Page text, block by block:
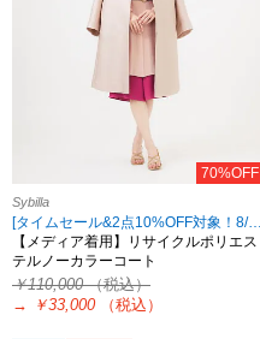
70%OFF
Sybilla
[タイムセール&2点10%OFF対象！8/17 8:59まで アウトレット限定]
【メディア着用】リサイクルポリエス
テルノーカラーコート
￥110,000（税込）
→
￥33,000 （税込）